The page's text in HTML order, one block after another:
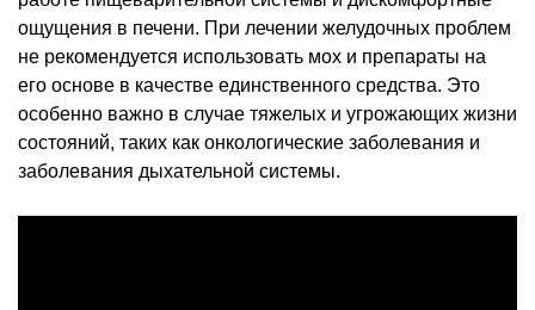
ощущения в печени. При лечении желудочных проблем
не рекомендуется использовать мох и препараты на
его основе в качестве единственного средства. Это
особенно важно в случае тяжелых и угрожающих жизни
состояний, таких как онкологические заболевания и
заболевания дыхательной системы.